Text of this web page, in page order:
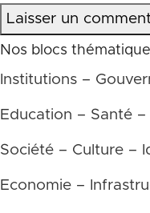
Laisser un
Nos blocs
Institutions –
Education – Santé –
Société – Culture –
Economie –